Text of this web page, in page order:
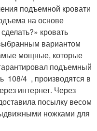
подъемной кровати
на основе
кровать
вариантом
мощные, которые
подъемный
108/4 , производятся в
интернет. Через
посылку весом
ножками для